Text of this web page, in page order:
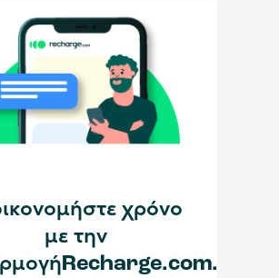
χρόνο
με την